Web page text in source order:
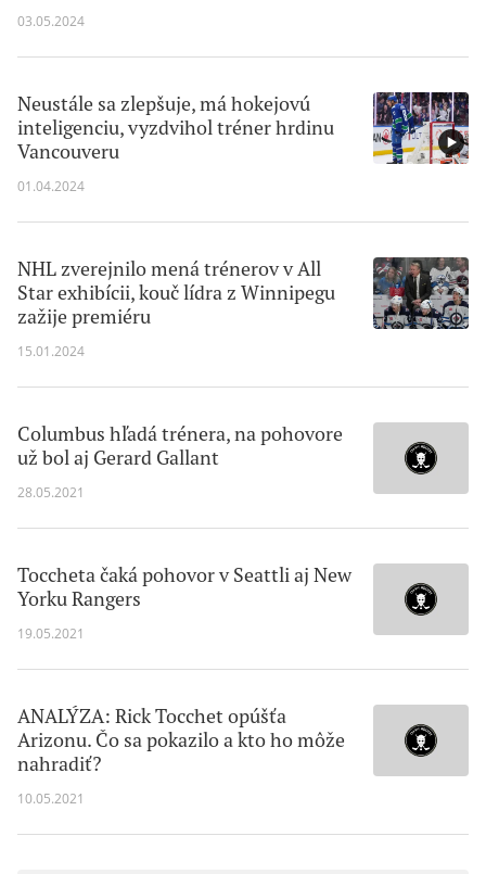
03.05.2024
Neustále sa zlepšuje, má hokejovú
inteligenciu, vyzdvihol tréner hrdinu
Vancouveru
01.04.2024
NHL zverejnilo mená trénerov v All
Star exhibícii, kouč lídra z Winnipegu
zažije premiéru
15.01.2024
Columbus hľadá trénera, na pohovore
už bol aj Gerard Gallant
28.05.2021
Toccheta čaká pohovor v Seattli aj New
Yorku Rangers
19.05.2021
ANALÝZA: Rick Tocchet opúšťa
Arizonu. Čo sa pokazilo a kto ho môže
nahradiť?
10.05.2021